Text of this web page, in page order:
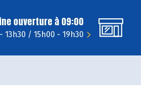
ouverture à 09:00
13h30 / 15h00 - 19h30